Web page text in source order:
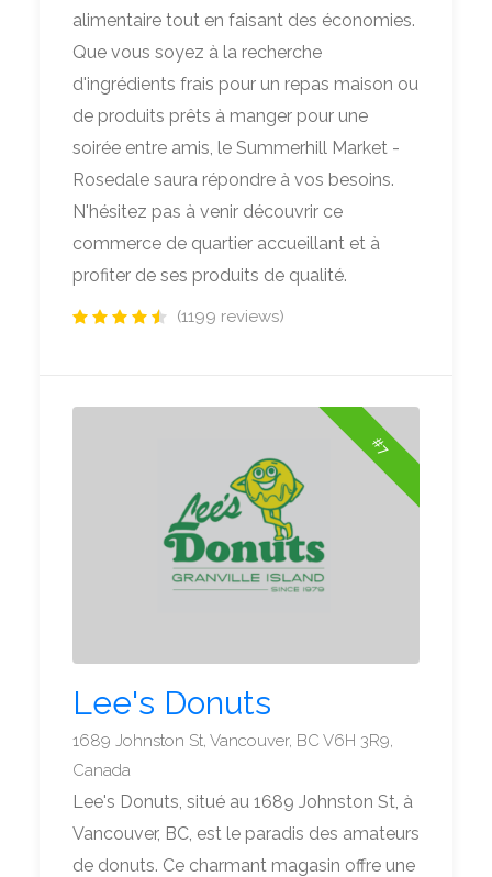
alimentaire tout en faisant des économies.
Que vous soyez à la recherche
d'ingrédients frais pour un repas maison ou
de produits prêts à manger pour une
soirée entre amis, le Summerhill Market -
Rosedale saura répondre à vos besoins.
N'hésitez pas à venir découvrir ce
commerce de quartier accueillant et à
profiter de ses produits de qualité.
(1199 reviews)
#7
Lee's Donuts
1689 Johnston St, Vancouver, BC V6H 3R9,
Canada
Lee's Donuts, situé au 1689 Johnston St, à
Vancouver, BC, est le paradis des amateurs
de donuts. Ce charmant magasin offre une